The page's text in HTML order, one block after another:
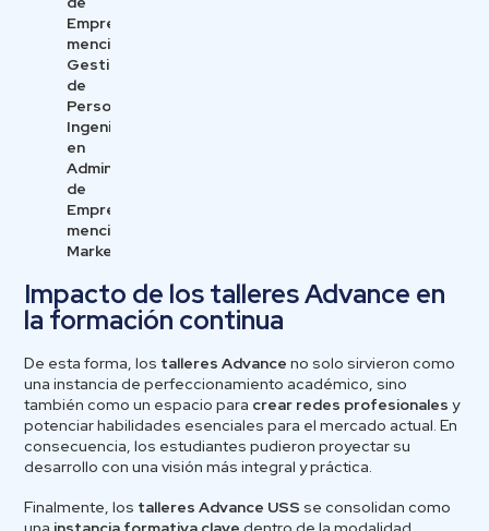
Empresas
mención
Gestión
de
Personas
Ingeniería
en
Administración
de
Empresas
mención
Marketing
Impacto de los talleres Advance en
la formación continua
De esta forma, los talleres Advance no solo sirvieron como
una instancia de perfeccionamiento académico, sino
también como un espacio para crear redes profesionales y
potenciar habilidades esenciales para el mercado actual. En
consecuencia, los estudiantes pudieron proyectar su
desarrollo con una visión más integral y práctica.
Finalmente, los talleres Advance USS se consolidan como